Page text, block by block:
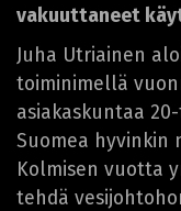
vakuuttaneet
Juha Utriainen
toiminimellä
asiakaskuntaa
Suomea hyvinkin
Kolmisen vuotta
tehdä